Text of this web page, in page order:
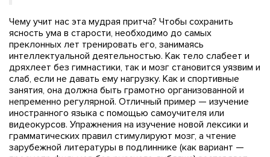
Чему учит нас эта мудрая притча? Чтобы сохранить
ясность ума в старости, необходимо до самых
преклонных лет тренировать его, занимаясь
интеллектуальной деятельностью. Как тело слабеет и
дряхлеет без гимнастики, так и мозг становится уязвим и
слаб, если не давать ему нагрузку. Как и спортивные
занятия, она должна быть грамотно организованной и
непременно регулярной. Отличный пример — изучение
иностранного языка с помощью самоучителя или
видеокурсов. Упражнения на изучение новой лексики и
грамматических правил стимулируют мозг, а чтение
зарубежной литературы в подлиннике (как вариант —